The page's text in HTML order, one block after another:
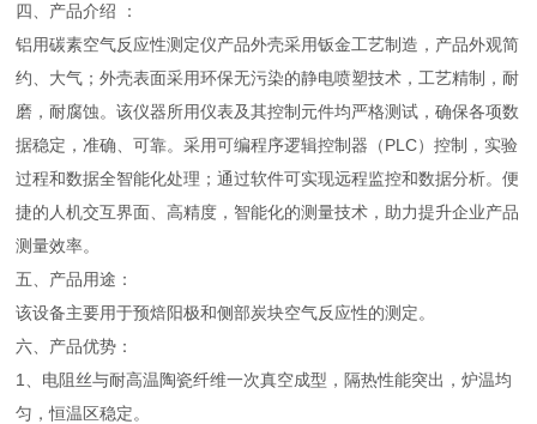
四、产品介绍 ：
铝用碳素空气反应性测定仪产品外壳采用钣金工艺制造，产品外观简
约、大气；外壳表面采用环保无污染的静电喷塑技术，工艺精制，耐
磨，耐腐蚀。该仪器所用仪表及其控制元件均严格测试，确保各项数
据稳定，准确、可靠。采用可编程序逻辑控制器（PLC）控制，实验
过程和数据全智能化处理；通过软件可实现远程监控和数据分析。便
捷的人机交互界面、高精度，智能化的测量技术，助力提升企业产品
测量效率。
五、产品用途：
该设备主要用于预焙阳极和侧部炭块空气反应性的测定。
六、产品优势：
1、电阻丝与耐高温陶瓷纤维一次真空成型，隔热性能突出，炉温均
匀，恒温区稳定。